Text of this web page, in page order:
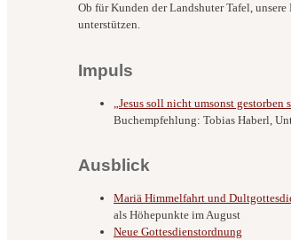
Ob für Kunden der Landshuter Tafel,
unterstützen.
Impuls
„Jesus soll nicht umsonst gestorben
Buchempfehlung: Tobias Haberl,
Ausblick
Mariä Himmelfahrt und
als Höhepunkte im August
Neue Gottesdienstordnung